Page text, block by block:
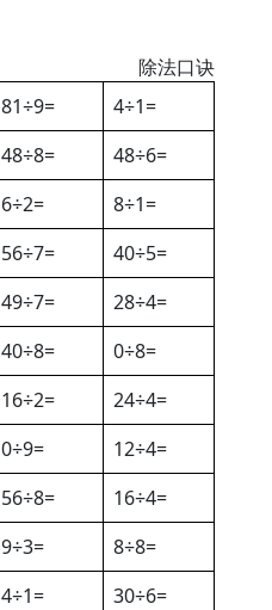
除法口诀
81÷9=
4÷1=
48÷8=
48÷6=
6÷2=
8÷1=
56÷7=
40÷5=
49÷7=
28÷4=
40÷8=
0÷8=
16÷2=
24÷4=
0÷9=
12÷4=
56÷8=
16÷4=
9÷3=
8÷8=
4÷1=
30÷6=